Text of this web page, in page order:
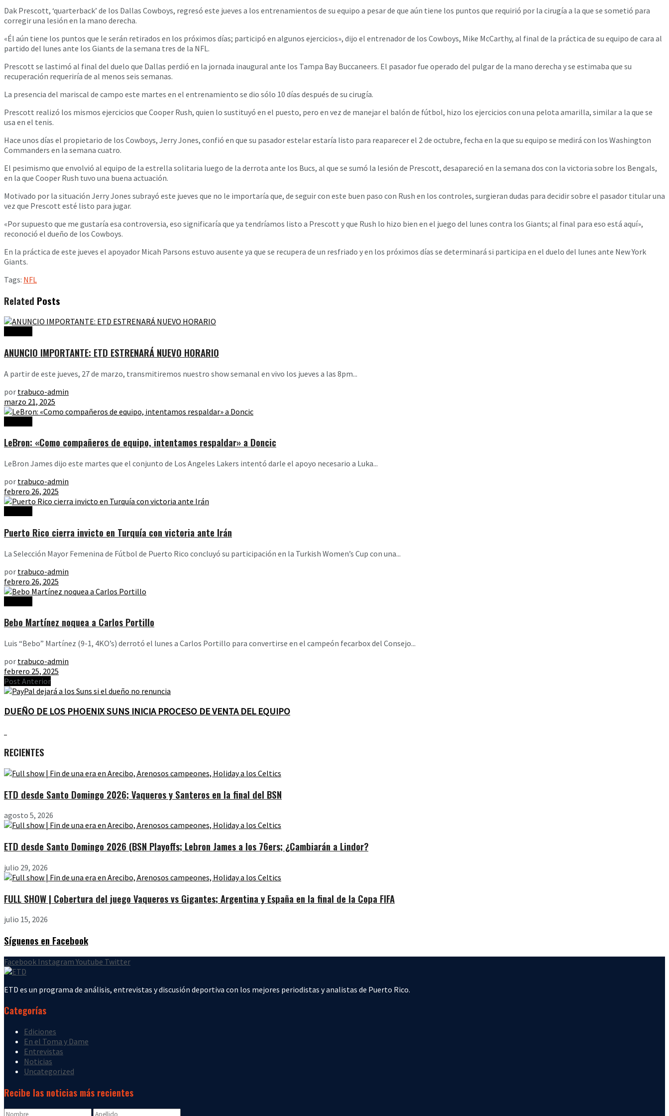
Dak Prescott, ‘quarterback’ de los Dallas Cowboys, regresó este jueves a los entrenamientos de su equipo a pesar de que aún tiene los puntos que requirió por la cirugía a la que se sometió para
corregir una lesión en la mano derecha.
«Él aún tiene los puntos que le serán retirados en los próximos días; participó en algunos ejercicios», dijo el entrenador de los Cowboys, Mike McCarthy, al final de la práctica de su equipo de cara al
partido del lunes ante los Giants de la semana tres de la NFL.
Prescott se lastimó al final del duelo que Dallas perdió en la jornada inaugural ante los Tampa Bay Buccaneers. El pasador fue operado del pulgar de la mano derecha y se estimaba que su
recuperación requeriría de al menos seis semanas.
La presencia del mariscal de campo este martes en el entrenamiento se dio sólo 10 días después de su cirugía.
Prescott realizó los mismos ejercicios que Cooper Rush, quien lo sustituyó en el puesto, pero en vez de manejar el balón de fútbol, hizo los ejercicios con una pelota amarilla, similar a la que se
usa en el tenis.
Hace unos días el propietario de los Cowboys, Jerry Jones, confió en que su pasador estelar estaría listo para reaparecer el 2 de octubre, fecha en la que su equipo se medirá con los Washington
Commanders en la semana cuatro.
El pesimismo que envolvió al equipo de la estrella solitaria luego de la derrota ante los Bucs, al que se sumó la lesión de Prescott, desapareció en la semana dos con la victoria sobre los Bengals,
en la que Cooper Rush tuvo una buena actuación.
Motivado por la situación Jerry Jones subrayó este jueves que no le importaría que, de seguir con este buen paso con Rush en los controles, surgieran dudas para decidir sobre el pasador titular una
vez que Prescott esté listo para jugar.
«Por supuesto que me gustaría esa controversia, eso significaría que ya tendríamos listo a Prescott y que Rush lo hizo bien en el juego del lunes contra los Giants; al final para eso está aquí»,
reconoció el dueño de los Cowboys.
En la práctica de este jueves el apoyador Micah Parsons estuvo ausente ya que se recupera de un resfriado y en los próximos días se determinará si participa en el duelo del lunes ante New York
Giants.
Tags: NFL
Related Posts
ANUNCIO IMPORTANTE: ETD ESTRENARÁ NUEVO HORARIO
A partir de este jueves, 27 de marzo, transmitiremos nuestro show semanal en vivo los jueves a las 8pm...
por trabuco-admin
marzo 21, 2025
LeBron: «Como compañeros de equipo, intentamos respaldar» a Doncic
LeBron James dijo este martes que el conjunto de Los Angeles Lakers intentó darle el apoyo necesario a Luka...
por trabuco-admin
febrero 26, 2025
Puerto Rico cierra invicto en Turquía con victoria ante Irán
La Selección Mayor Femenina de Fútbol de Puerto Rico concluyó su participación en la Turkish Women’s Cup con una...
por trabuco-admin
febrero 26, 2025
Bebo Martínez noquea a Carlos Portillo
Luis “Bebo” Martínez (9-1, 4KO’s) derrotó el lunes a Carlos Portillo para convertirse en el campeón fecarbox del Consejo...
por trabuco-admin
febrero 25, 2025
Post Anterior
DUEÑO DE LOS PHOENIX SUNS INICIA PROCESO DE VENTA DEL EQUIPO
RECIENTES
ETD desde Santo Domingo 2026; Vaqueros y Santeros en la final del BSN
agosto 5, 2026
ETD desde Santo Domingo 2026 (BSN Playoffs; Lebron James a los 76ers; ¿Cambiarán a Lindor?
julio 29, 2026
FULL SHOW | Cobertura del juego Vaqueros vs Gigantes; Argentina y España en la final de la Copa FIFA
julio 15, 2026
Síguenos en Facebook
Facebook Instagram Youtube Twitter
ETD es un programa de análisis, entrevistas y discusión deportiva con los mejores periodistas y analistas de Puerto Rico.
Categorías
Ediciones
En el Toma y Dame
Entrevistas
Noticias
Uncategorized
Recibe las noticias más recientes